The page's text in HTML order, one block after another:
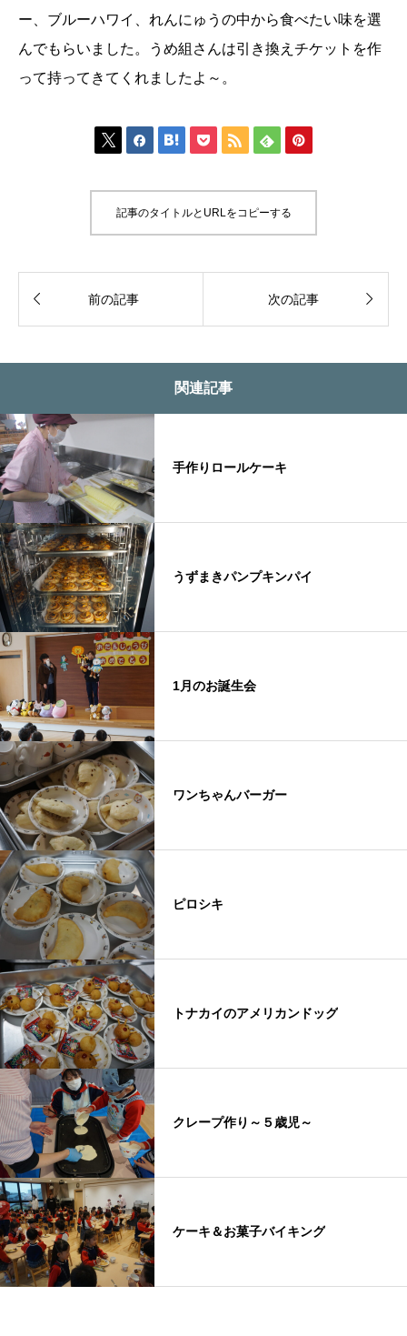
ー、ブルーハワイ、れんにゅうの中から食べたい味を選
んでもらいました。うめ組さんは引き換えチケットを作
って持ってきてくれましたよ～。
      
記事のタイトルとURLをコピーする
 前の記事 次の記事 
関連記事
手作りロールケーキ
うずまきパンプキンパイ
1月のお誕生会
ワンちゃんバーガー
ピロシキ
トナカイのアメリカンドッグ
クレープ作り～５歳児～
ケーキ＆お菓子バイキング